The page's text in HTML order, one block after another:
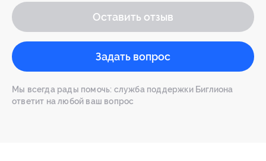
Оставить отзыв
Задать вопрос
Мы всегда рады помочь: служба поддержки Биглиона
ответит на любой ваш вопрос